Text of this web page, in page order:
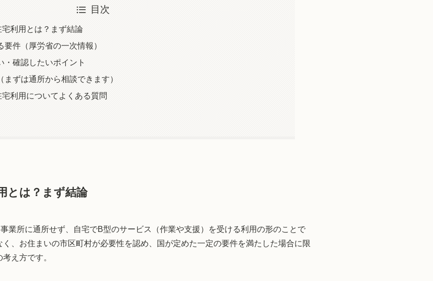
目次
利用とは？まず結論
件（厚労省の一次情報）
・確認したいポイント
ずは通所から相談できます）
利用についてよくある質問
とは？まず結論
業所に通所せず、自宅でB型のサービス（作業や支援）を受ける利用の形のことで
、お住まいの市区町村が必要性を認め、国が定めた一定の要件を満たした場合に限
え方です。